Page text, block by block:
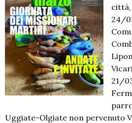
24/
21/
Uggiate-Olgiate non pervenuto